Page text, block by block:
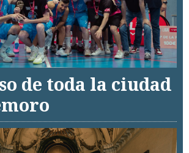
de toda la ciudad